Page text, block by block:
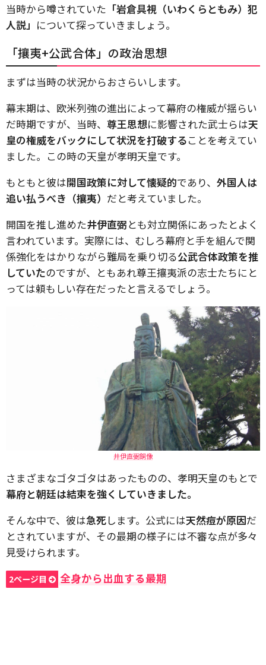
当時から噂されていた 「岩倉具視（いわくらともみ）犯
人説」 について探っていきましょう。
「攘夷+公武合体」の政治思想
まずは当時の状況からおさらいします。
幕末期は、欧米列強の進出によって幕府の権威が揺らい
だ時期ですが、当時、 尊王思想に影響された武士らは天
皇の権威をバックにして状況を打破することを考えてい
ました。この時の天皇が孝明天皇です。
もともと彼は開国政策に対して懐疑的であり、 外国人は
追い払うべき（攘夷） だと考えていました。
開国を推し進めた井伊直弼とも対立関係にあったとよく
言われています。実際には、むしろ幕府と手を組んで関
係強化をはかりながら難局を乗り切る公武合体政策を推
していたのですが、ともあれ尊王攘夷派の志士たちにと
っては頼もしい存在だったと言えるでしょう。
井伊直弼銅像
さまざまなゴタゴタはあったものの、孝明天皇のもとで
幕府と朝廷は結束を強くしていきました。
そんな中で、彼は急死します。公式には天然痘が原因だ
とされていますが、その最期の様子には不審な点が多々
見受けられます。
2ページ目 全身から出血する最期